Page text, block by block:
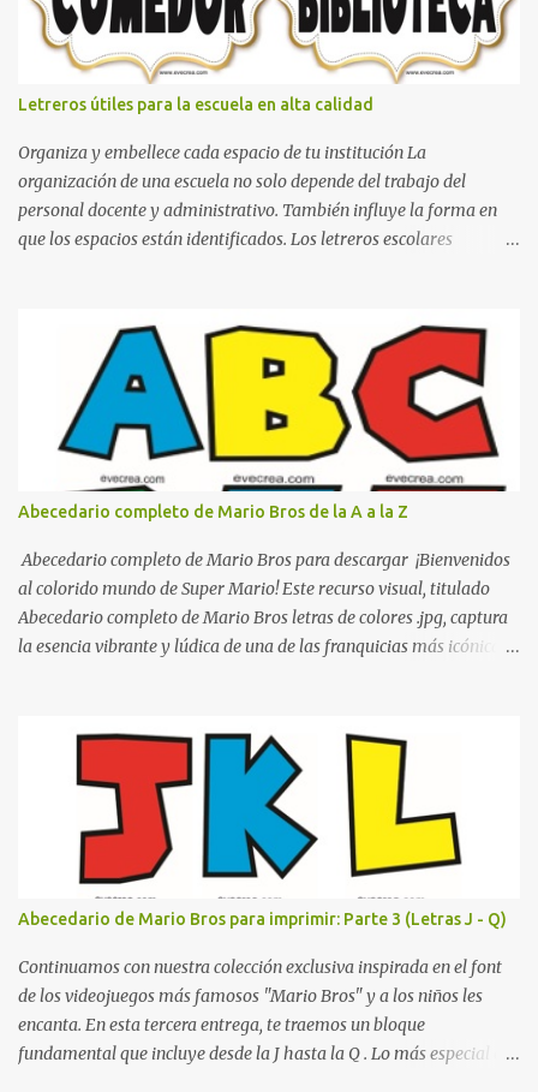
Letreros útiles para la escuela en alta calidad
Organiza y embellece cada espacio de tu institución La
organización de una escuela no solo depende del trabajo del
personal docente y administrativo. También influye la forma en
que los espacios están identificados. Los letreros escolares
decorativo que hace que la institución luzca más ordenada,
moderna y acogedora. Pensando en esta necesidad, he diseñado
una colección de letreros útiles para la escuela con un estilo
elegante, fácil de leer y listo para imprimir en alta calidad. Su
diseño busca combinar funcionalidad y estética, logrando que
cualquier institución educativa proyecte una imagen más
organizada y profesional. ¿Por qué son importantes los letreros
escolares? En una escuela conviven diariamente cientos de
personas. Para quienes visitan la institución por primera vez,
encontrar la biblioteca, la dirección o un aula específica puede
resultar c...
Abecedario completo de Mario Bros de la A a la Z
Abecedario completo de Mario Bros para descargar ¡Bienvenidos
al colorido mundo de Super Mario! Este recurso visual, titulado
Abecedario completo de Mario Bros letras de colores .jpg, captura
la esencia vibrante y lúdica de una de las franquicias más icónicas
tipografía clásica y robusta que los fans han reconocido por
décadas. En esta primera sección, el abecedario nos presenta:
Identidad Visual: Un diseño de bloques con bordes negros gruesos
que resaltan sobre cualquier fondo. Paleta de Colores: Una
secuencia dinámica que alterna entre el rojo de Mario, el verde de
Luigi, y los tonos azul y amarillo clásicos de los elementos del
juego. Contenido Actual: La imagen muestra la organización desde
la letra A hasta la M, estableciendo el estilo geométrico y divertido
que define a toda la colección. Primera parte del juego de letras
in...
Abecedario de Mario Bros para imprimir: Parte 3 (Letras J - Q)
Continuamos con nuestra colección exclusiva inspirada en el font
de los videojuegos más famosos "Mario Bros" y a los niños les
encanta. En esta tercera entrega, te traemos un bloque
fundamental que incluye desde la J hasta la Q . Lo más especial de